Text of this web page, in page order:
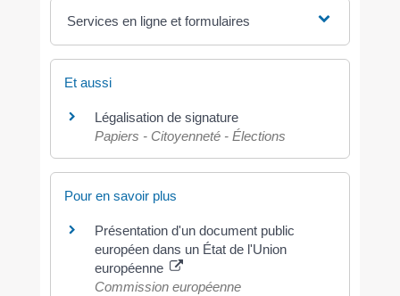
Services en ligne et formulaires
Et aussi
Légalisation de signature
Papiers - Citoyenneté - Élections
Pour en savoir plus
Présentation d'un document public
européen dans un État de l'Union
européenne
Commission européenne